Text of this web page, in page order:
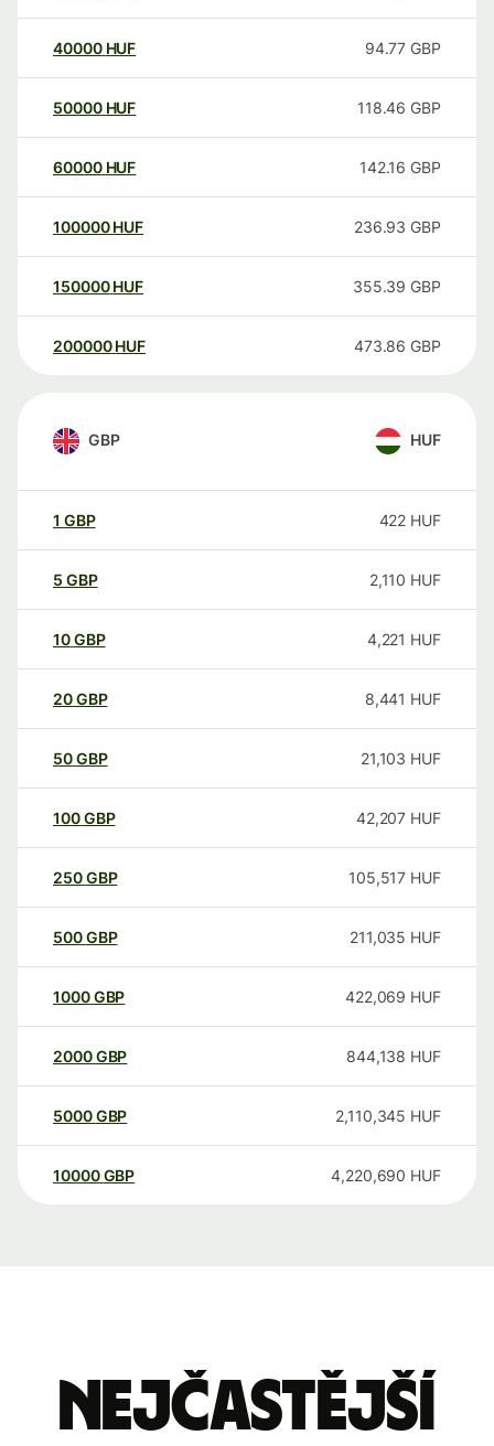
40000 HUF 94.77 GBP
50000 HUF 118.46 GBP
60000 HUF 142.16 GBP
100000 HUF 236.93 GBP
150000 HUF 355.39 GBP
200000 HUF 473.86 GBP
GBP HUF
1 GBP 422 HUF
5 GBP 2,110 HUF
10GBP 4,221 HUF
20GBP 8,441 HUF
50GBP 21,103 HUF
100GBP 42,207 HUF
250GBP 105,517 HUF
500GBP 211,035 HUF
1000GBP 422,069 HUF
2000GBP 844,138 HUF
5000GBP 2,110,345 HUF
10000 GBP 4,220,690 HUF
Nejčastější